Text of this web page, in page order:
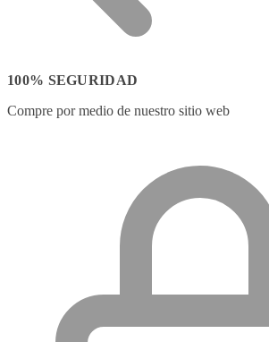
100% SEGURIDAD
Compre por medio de nuestro sitio web